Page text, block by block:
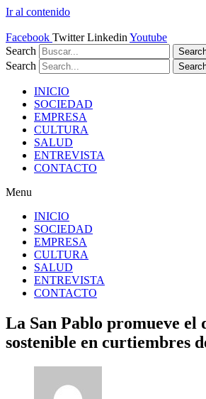
Ir al contenido
Facebook Twitter Linkedin Youtube
Search
Search
INICIO
SOCIEDAD
EMPRESA
CULTURA
SALUD
ENTREVISTA
CONTACTO
Menu
INICIO
SOCIEDAD
EMPRESA
CULTURA
SALUD
ENTREVISTA
CONTACTO
La San Pablo promueve el
sostenible en curtiembres